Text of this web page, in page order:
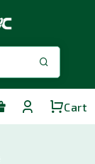
Cart